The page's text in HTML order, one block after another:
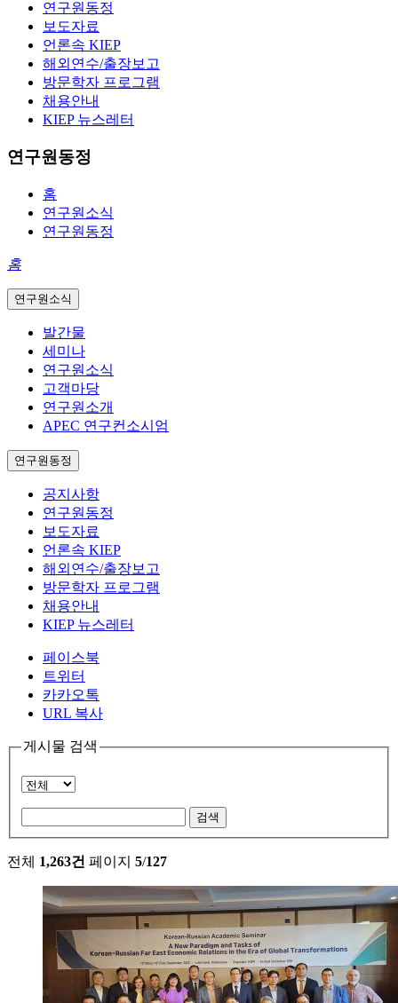
연구원동정
보도자료
언론속 KIEP
해외연수/출장보고
방문학자 프로그램
채용안내
KIEP 뉴스레터
연구원동정
홈
연구원소식
연구원동정
홈
연구원소식
발간물
세미나
연구원소식
고객마당
연구원소개
APEC 연구컨소시엄
연구원동정
공지사항
연구원동정
보도자료
언론속 KIEP
해외연수/출장보고
방문학자 프로그램
채용안내
KIEP 뉴스레터
페이스북
트위터
카카오톡
URL 복사
게시물 검색
검색
전체 1,263건 페이지 5/127